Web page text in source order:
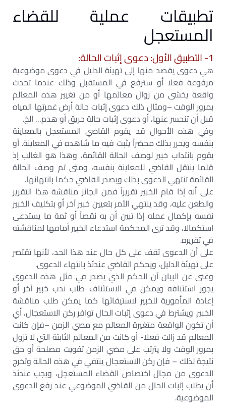
تطبيقات عملية للقضاء
المستعجل
1- التطبيق الأول: دعوى إثبات الحالة:
هي دعوى يقصد منها إلى تهيئة الدليل في دعوى موضوعية
مرفوعة فعلا أو سترفع في المستقبل وذلك عندما تحدث
واقعة يخشى من زوال معالمها أو من تغيير هذه المعالم
بمرور الوقت –ومثال ذلك دعوى إثبات حالة أرض غمرتها المياه
قبل أن تنحسر عنها، أو دعوى إثبات حالة حريق أو هدم… الخ.
وفي هذه الأحوال قد يقوم القاضي المستعجل بالمعاينة
بنفسه ويحرر بذلك محضراً يثبت فيه ما شاهده في المعاينة. أو
يقوم بانتداب خبير لوصف الحالة القائمة، وهذا هو الغالب إذ
قلما ينتقل القاضي للمعاينة بنفسه، ومتى تم وصف الحالة
القائمة تنتهي الدعوى بذلك ويصدر القاضي حكما بانتهائها.
على أنه إذا قام الخبير تقريراً فمن الجائز مناقشة هذا التقرير
والطعن عليه، وقد ينتهي الأمر بتعيين خبير آخر أو بتكليف الخبير
نفسه بإكمال عمله إذا تبين أن به نقصاً أو ثمة ما يستدعى
استكمالا، وقد ترى المحكمة استدعاء الخبير أمامها لمناقشته
في تقريره.
على أن الدعوى تقف على كل حال عند هذا الحد، لأنها تقتصر
على تهيئة الدليل، ويحكم القاضي عندئذ بانتهاء الدعوى.
وغنى عن البيان آن الحكم الذي يصدر في مثل هذه الدعوى
يجوز استئنافه ويمكن في الاستئناف طلب ندب خبير آخر أو
إعادة المأمورية للخبير لاستيفائها كما يمكن طلب مناقشة
الخبير. ويشترط في دعوى إثبات الحال توافر ركن الاستعجال، أي
أن تكون الواقعة متغيرة المعالم مع مضي الزمن –فإن كانت
المعالم قد زالت فعلا- أو كانت من المعالم الثابتة التي لا تزول
بمرور الوقت ولا يترتب على مضي الزمن تفويت مصلحة أو حق
نتيجة لذلك – فإن ركن الاستعجال ينتفي في هذه الحالة وتخرج
الدعوى من مجال اختصاص القضاء المستعجل، ويجب عندئذ
أن يطلب إثبات الحال من القاضي الموضوعي عند رفع الدعوى
الموضوعية.